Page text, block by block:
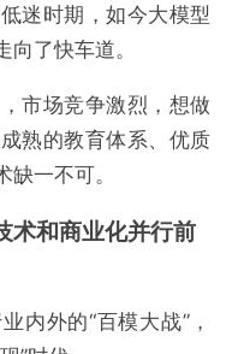
迷时期，如今大模型
了快车道。
市场竞争激烈，想做
熟的教育体系、优质
一不可。
术和商业化并行前
内外的“百模大战”，